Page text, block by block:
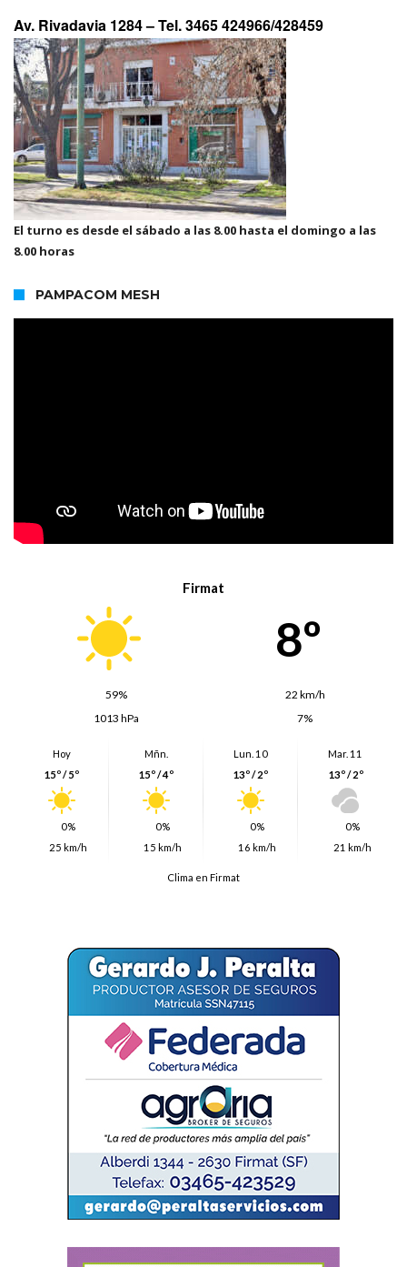
Av. Rivadavia 1284 –Tel. 3465 424966/428459
El turno es desde el sábado a las 8.00 hasta el domingo a las
8.00 horas
PAMPACOM MESH
Firmat
8º
59%
22 km/h
1013 hPa
7%
Hoy
15º / 5º
0%
25 km/h
Mñn.
15º / 4º
0%
15 km/h
Lun. 10
13º / 2º
0%
16 km/h
Mar. 11
13º / 2º
0%
21 km/h
Clima en Firmat